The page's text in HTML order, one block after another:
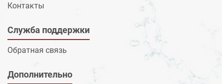
Контакты
Служба поддержки
Обратная связь
Дополнительно